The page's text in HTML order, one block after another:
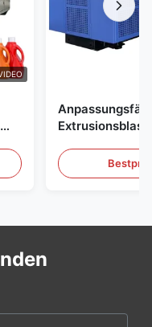
Blasformgeräte